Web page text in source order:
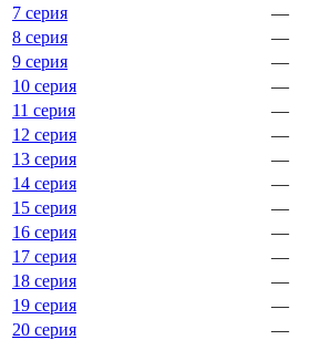
7 серия
—
8 серия
—
9 серия
—
10 серия
—
11 серия
—
12 серия
—
13 серия
—
14 серия
—
15 серия
—
16 серия
—
17 серия
—
18 серия
—
19 серия
—
20 серия
—